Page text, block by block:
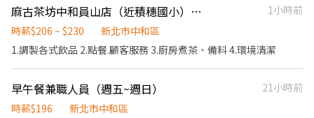
用冰淇淋、員工折扣、生日福利、三節禮金(品)、福委會福利
備和餐具。 ．準備不同餐點所需要的食材。
麻古茶坊中和員山店（近積穗國小）-早班計時人員
1小時前
時薪$206 ~ $230
新北市中和區
1.調製各式飲品 2.點餐.顧客服務 3.廚房煮茶、備料 4.環境清潔
早午餐兼職人員（週五~週日）
21小時前
時薪$196
新北市中和區